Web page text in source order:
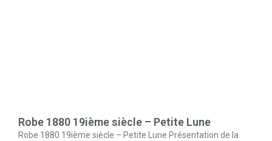
Robe 1880 19ième siècle – Petite Lune
Robe 1880 19ième siècle – Petite Lune Présentation de la